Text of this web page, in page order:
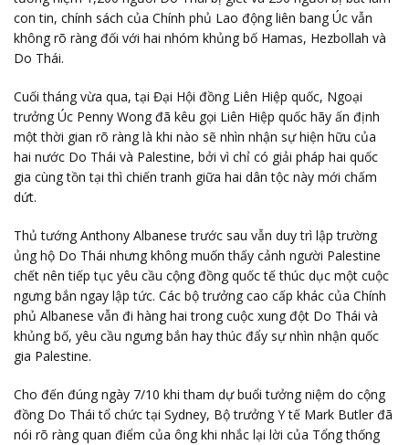
con tin, chính sách của Chính phủ Lao động liên bang Úc vẫn
không rõ ràng đối với hai nhóm khủng bố Hamas, Hezbollah và
Do Thái.
Cuối tháng vừa qua, tại Đại Hội đồng Liên Hiệp quốc, Ngoại
trưởng Úc Penny Wong đã kêu gọi Liên Hiệp quốc hãy ấn định
một thời gian rõ ràng là khi nào sẽ nhìn nhận sự hiện hữu của
hai nước Do Thái và Palestine, bởi vì chỉ có giải pháp hai quốc
gia cùng tồn tại thì chiến tranh giữa hai dân tộc này mới chấm
dứt.
Thủ tướng Anthony Albanese trước sau vẫn duy trì lập trường
ủng hộ Do Thái nhưng không muốn thấy cảnh người Palestine
chết nên tiếp tục yêu cầu cộng đồng quốc tế thúc dục một cuộc
ngưng bắn ngay lập tức. Các bộ trưởng cao cấp khác của Chính
phủ Albanese vẫn đi hàng hai trong cuộc xung đột Do Thái và
khủng bố, yêu cầu ngưng bắn hay thúc đẩy sự nhìn nhận quốc
gia Palestine.
Cho đến đúng ngày 7/10 khi tham dự buổi tưởng niệm do cộng
đồng Do Thái tổ chức tại Sydney, Bộ trưởng Y tế Mark Butler đã
nói rõ ràng quan điểm của ông khi nhắc lại lời của Tổng thống